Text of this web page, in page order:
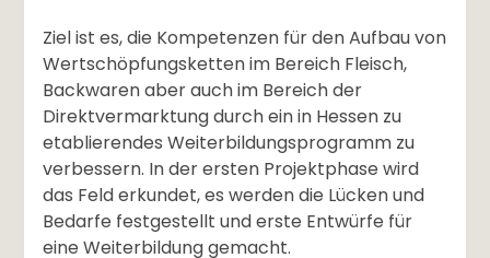
Ziel ist es, die Kompetenzen für den Aufbau von
Wertschöpfungsketten im Bereich Fleisch,
Backwaren aber auch im Bereich der
Direktvermarktung durch ein in Hessen zu
etablierendes Weiterbildungsprogramm zu
verbessern. In der ersten Projektphase wird
das Feld erkundet, es werden die Lücken und
Bedarfe festgestellt und erste Entwürfe für
eine Weiterbildung gemacht.